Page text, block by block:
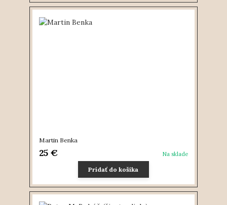
Martin Benka
25 € Na sklade
Pridať do košíka